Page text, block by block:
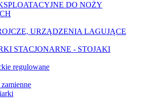
DO NOŻY
URZĄDZENIA LAGUJĄCE
STACJONARNE - STOJAKI
regulowane